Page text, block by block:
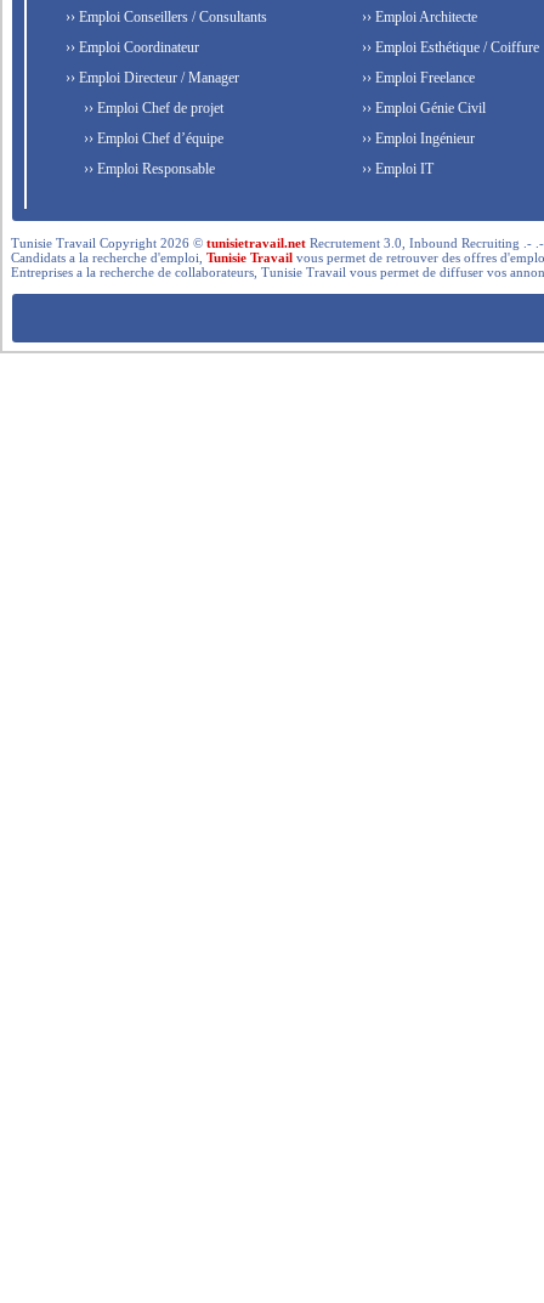
›› Emploi Conseillers / Consultants
›› Emploi Coordinateur
›› Emploi Directeur / Manager
›› Emploi Chef de projet
›› Emploi Chef d’équipe
›› Emploi Responsable
›› Emploi Architecte
›› Emploi Esthétique / Coiffure
›› Emploi Freelance
›› Emploi Génie Civil
›› Emploi Ingénieur
›› Emploi IT
Tunisie Travail Copyright 2026 ©tunisietravail.net Recrutement 3.0, Inbound Recruiting .-
Candidats a la recherche d'emploi,Tunisie Travail vous permet de retrouver des offres
Entreprises a la recherche de collaborateurs, Tunisie Travail vous permet de diffuser vos